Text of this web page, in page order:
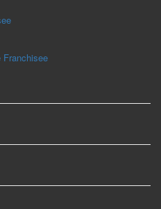
Franchisee